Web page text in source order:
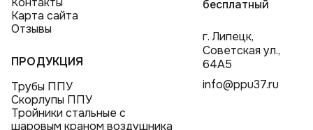
Карта сайта
Отзывы
ПРОДУКЦИЯ
Трубы ППУ
Скорлупы ППУ
Тройники стальные с
шаровым краном воздушника
бесплатный
г. Липецк,
Советская ул.,
64А5
info@ppu37.ru